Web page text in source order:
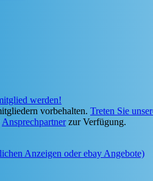
werden!
vorbehalten. Treten Sie
Ansprechpartnerzur Verfügung.
Anzeigen oder ebay Angebote)